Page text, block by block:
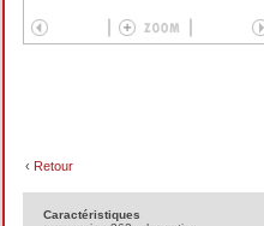
‹ Retour
Caractéristiques